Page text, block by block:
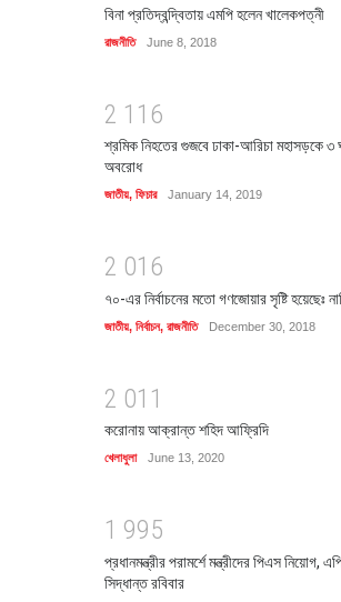
বিনা প্রতিদ্বন্দ্বিতায় এমপি হলেন খালেকপত্নী
রাজনীতি June 8, 2018
2 1 1 6
শ্রমিক নিহতের গুজবে ঢাকা-আরিচা মহাসড়কে ৩
অবরোধ
জাতীয়, ফিচার January 14, 2019
2 01 6
৭০-এর নির্বাচনের মতো গণজোয়ার সৃষ্টি হয়েছেঃ
জাতীয়, নির্বাচন, রাজনীতি December 30, 2018
2 01 1
করোনায় আক্রান্ত শহিদ আফ্রিদি
খেলাধুলা June 13, 2020
1 995
প্রধানমন্ত্রীর পরামর্শে মন্ত্রীদের পিএস নিয়োগ,
সিদ্ধান্ত রবিবার